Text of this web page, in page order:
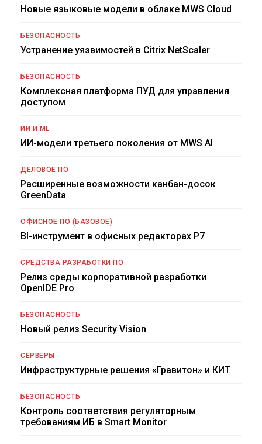
Новые языковые модели в облаке MWS Cloud
БЕЗОПАСНОСТЬ
Устранение уязвимостей в Citrix NetScaler
БЕЗОПАСНОСТЬ
Комплексная платформа ПУД для управления
доступом
ИИ И ML
ИИ-модели третьего поколения от MWS AI
ДЕЛОВОЕ ПО
Расширенные возможности канбан-досок
GreenData
ОФИСНОЕ ПО (БАЗОВОЕ)
BI-инструмент в офисных редакторах Р7
СРЕДСТВА РАЗРАБОТКИ ПО
Релиз среды корпоративной разработки
OpenIDE Pro
БЕЗОПАСНОСТЬ
Новый релиз Security Vision
СЕРВЕРЫ
Инфраструктурные решения «Гравитон» и КИТ
БЕЗОПАСНОСТЬ
Контроль соответствия регуляторным
требованиям ИБ в Smart Monitor